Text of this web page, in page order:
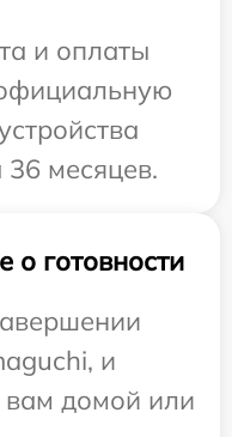
и оплаты
месяцев.
готовности
и
вам домой или